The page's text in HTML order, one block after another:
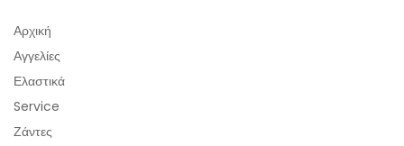
Αρχική
Αγγελίες
Ελαστικά
Service
Ζάντες